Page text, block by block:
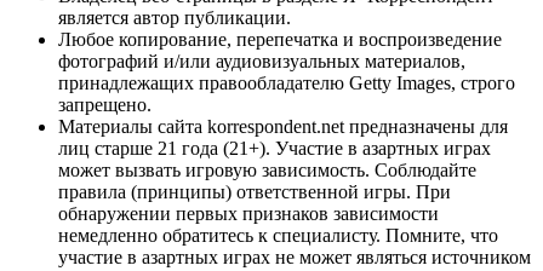
является автор публикации.
Любое копирование, перепечатка и воспроизведение
фотографий и/или аудиовизуальных материалов,
принадлежащих правообладателю Getty Images, строго
запрещено.
Материалы сайта korrespondent.net предназначены для
лиц старше 21 года (21+). Участие в азартных играх
может вызвать игровую зависимость. Соблюдайте
правила (принципы) ответственной игры. При
обнаружении первых признаков зависимости
немедленно обратитесь к специалисту. Помните, что
участие в азартных играх не может являться источником